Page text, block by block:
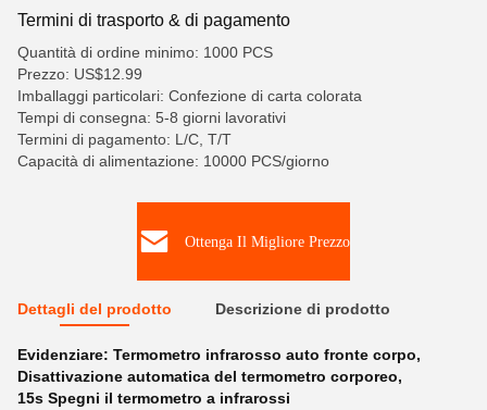
Termini di trasporto & di pagamento
Quantità di ordine minimo: 1000 PCS
Prezzo: US$12.99
Imballaggi particolari: Confezione di carta colorata
Tempi di consegna: 5-8 giorni lavorativi
Termini di pagamento: L/C, T/T
Capacità di alimentazione: 10000 PCS/giorno
Ottenga Il Migliore Prezzo
Dettagli del prodotto Descrizione di prodotto
Evidenziare: Termometro infrarosso auto fronte corpo,
Disattivazione automatica del termometro corporeo,
15s Spegni il termometro a infrarossi